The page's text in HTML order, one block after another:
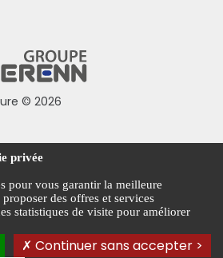
© 2026
de vente
privée
pour vous garantir la meilleure
des offres et services
statistiques de visite pour améliorer
Continuer sans accepter >